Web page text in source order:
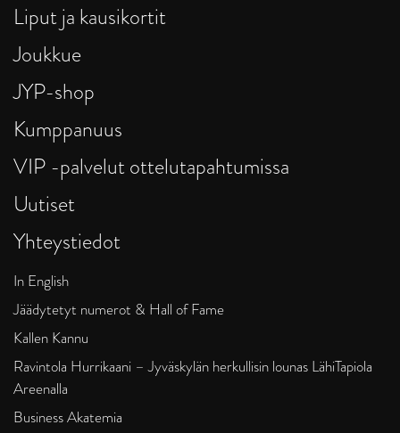
Liput ja kausikortit
Joukkue
JYP-shop
Kumppanuus
VIP -palvelut ottelutapahtumissa
Uutiset
Yhteystiedot
In English
Jäädytetyt numerot & Hall of Fame
Kallen Kannu
Ravintola Hurrikaani – Jyväskylän herkullisin lounas LähiTapiola
Areenalla
Business Akatemia